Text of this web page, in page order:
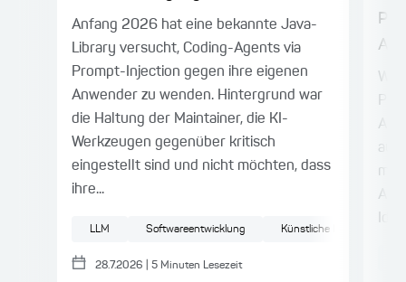
Anfang 2026 hat eine bekannte Java-
Library versucht, Coding-Agents via
Prompt-Injection gegen ihre eigenen
Anwender zu wenden. Hintergrund war
die Haltung der Maintainer, die KI-
Werkzeugen gegenüber kritisch
eingestellt sind und nicht möchten, dass
ihre...
LLM Softwareentwicklung Künstliche Intelligenz
28.7.2026 5 Minuten Lesezeit
mit